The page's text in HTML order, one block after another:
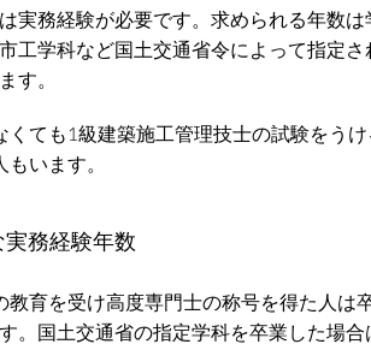
実務経験が必要です。求められる年数は
工学科など国土交通省令によって指定さ
す。
ても1級建築施工管理技士の試験をう
います。
務経験年数
育を受け高度専門士の称号を得た人は
。国土交通省の指定学科を卒業した場合